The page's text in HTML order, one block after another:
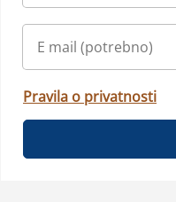
Pravila o privatnosti